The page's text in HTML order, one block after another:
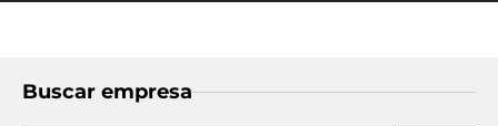
Buscar empresa